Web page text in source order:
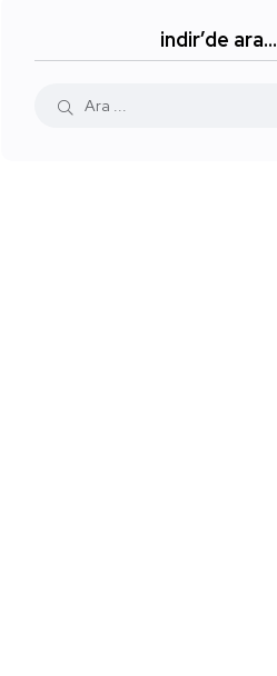
indir’de ara…